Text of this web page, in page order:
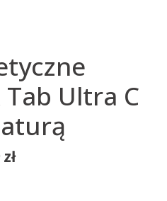
Ultra C
zł